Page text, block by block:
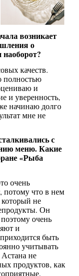
возникает
о
качеств.
полностью
и
и уверенность,
начинаю долго
мне не
с
меню. Какие
«Рыба
очень
потому что в нем
не
Он
очень
и
быть
учитывать
не
продуктов, как